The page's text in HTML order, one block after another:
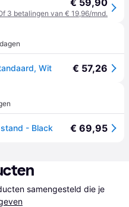
€ 59,90
3 betalingen van € 19,96/mnd.
Wit € 57,26
- Black € 69,95
samengesteld die je